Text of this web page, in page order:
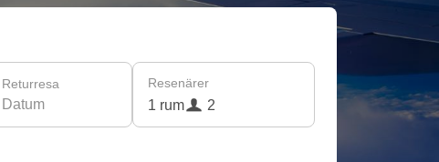
Returresa
Datum
Resenärer
1 rum 2